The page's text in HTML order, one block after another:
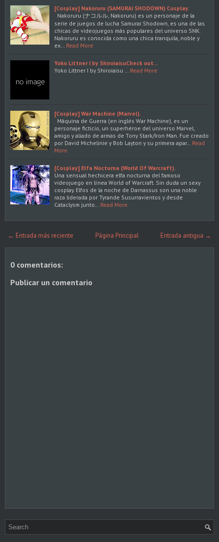
[Cosplay] Nakoruru (SAMURAI SHODOWN) Cosplay
Nakoruru (ナコルル, Nakoruru) es un personaje de la
serie de juegos de lucha Samurai Shodown, es una de las
chicas de videojuegos más populares del universo SNK.
Nakoruru es conocida como una chica tranquila, noble y
ex…
Read More
Yoko Littner I by ShiroiaisuCheck out...
Yoko Littner I by Shiroiaisu …
Read More
[Cosplay] War Machine (Marvel).
Máquina de Guerra (en inglés War Machine), es un
personaje ficticio, un superhéroe del universo Marvel,
amigo y aliado de armas de Tony Stark/Iron Man. Fue creado
por David Michelinie y Bob Layton y su primera apar…
Read
More
[Cosplay] Elfa Nocturna (World Of Warcraft).
Una sensual hechicera elfa nocturna del famoso
videojuego en línea World of Warcraft. Sin duda un sexy
cosplay. Elfos de la noche de Darnassus son una noble
raza liderada por Tyrande Susurravientos y desde
Cataclysm junto…
Read More
← Entrada más reciente Entrada antigua →
Página Principal
0 comentarios:
Publicar un comentario